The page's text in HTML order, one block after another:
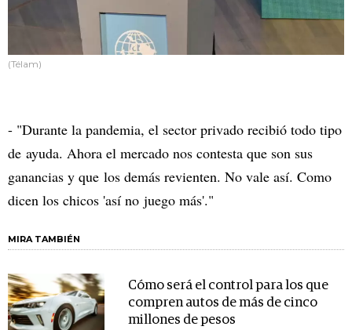
(Télam)
- "Durante la pandemia, el sector privado recibió todo tipo
de ayuda. Ahora el mercado nos contesta que son sus
ganancias y que los demás revienten. No vale así. Como
dicen los chicos 'así no juego más'."
MIRA TAMBIÉN
Cómo será el control para los que
compren autos de más de cinco
millones de pesos